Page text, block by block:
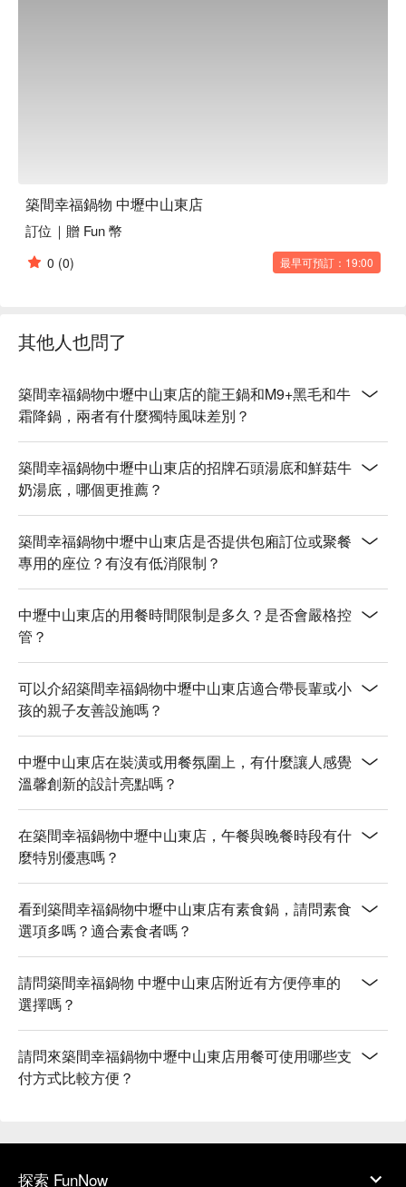
【M9+黑毛和牛霜降鍋】霜降豐盈，油脂醇香
🍽️ 口碑必點
【綜合魚片鍋】魚片鮮美，湯底清爽
💡 未成年請勿飲酒；禁止酒駕
築間幸福鍋物 中壢中山東店
訂位｜贈 Fun 幣
0 (0) 最早可預訂：19:00
其他人也問了
築間幸福鍋物中壢中山東店的龍王鍋和M9+黑毛和牛
霜降鍋，兩者有什麼獨特風味差別？
築間幸福鍋物中壢中山東店的招牌石頭湯底和鮮菇牛
奶湯底，哪個更推薦？
築間幸福鍋物中壢中山東店是否提供包廂訂位或聚餐
專用的座位？有沒有低消限制？
中壢中山東店的用餐時間限制是多久？是否會嚴格控
管？
可以介紹築間幸福鍋物中壢中山東店適合帶長輩或小
孩的親子友善設施嗎？
中壢中山東店在裝潢或用餐氛圍上，有什麼讓人感覺
溫馨創新的設計亮點嗎？
在築間幸福鍋物中壢中山東店，午餐與晚餐時段有什
麼特別優惠嗎？
看到築間幸福鍋物中壢中山東店有素食鍋，請問素食
選項多嗎？適合素食者嗎？
請問築間幸福鍋物 中壢中山東店附近有方便停車的
選擇嗎？
請問來築間幸福鍋物中壢中山東店用餐可使用哪些支
付方式比較方便？
探索 FunNow